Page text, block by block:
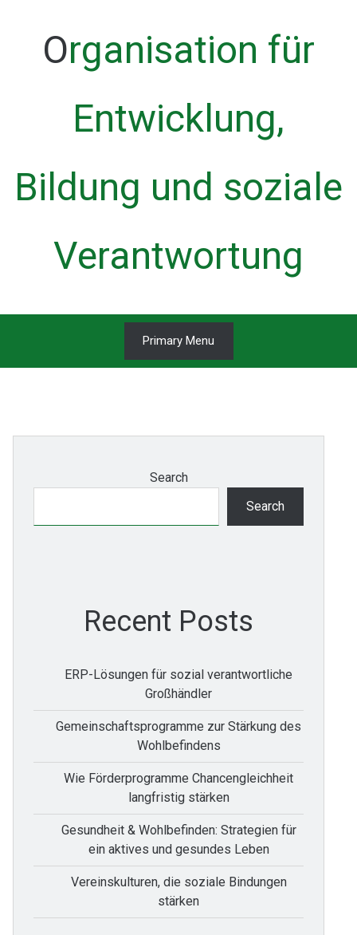
Organisation für
Entwicklung,
Bildung und soziale
Verantwortung
Primary Menu
Search
Search
Recent Posts
ERP-Lösungen für sozial verantwortliche
Großhändler
Gemeinschaftsprogramme zur Stärkung des
Wohlbefindens
Wie Förderprogramme Chancengleichheit
langfristig stärken
Gesundheit & Wohlbefinden: Strategien für
ein aktives und gesundes Leben
Vereinskulturen, die soziale Bindungen
stärken